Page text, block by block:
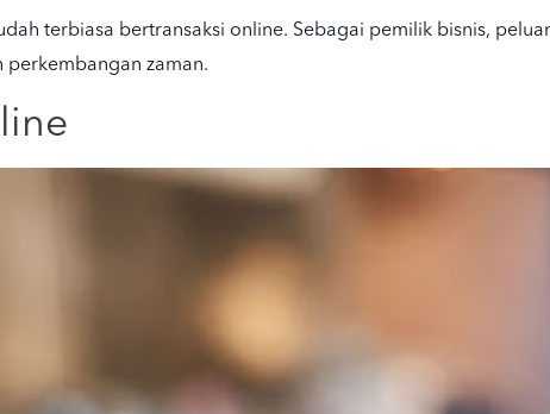
terbiasa bertransaksi online. Sebagai pemilik bisnis,
zaman.